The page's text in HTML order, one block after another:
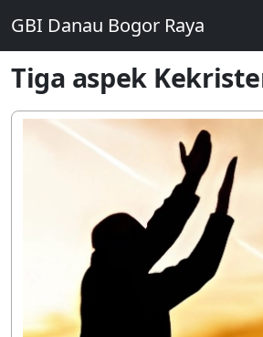
GBI Danau Bogor Raya
Tiga aspek